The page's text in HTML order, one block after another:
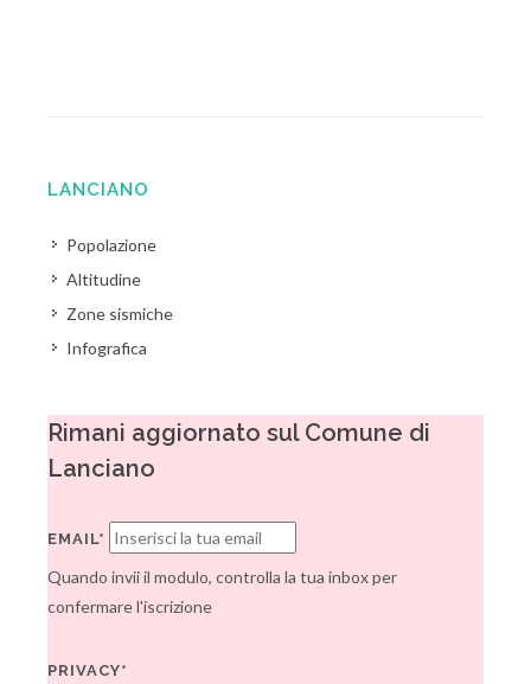
LANCIANO
Popolazione
Altitudine
Zone sismiche
Infografica
Rimani aggiornato sul Comune di
Lanciano
EMAIL*
Quando invii il modulo, controlla la tua inbox per
confermare l'iscrizione
PRIVACY*